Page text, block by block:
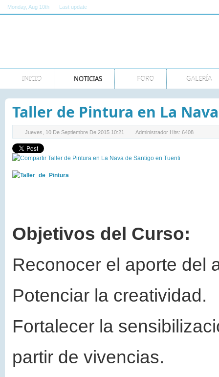
Monday , Aug 10th Last update
INICIO NOTICIAS FORO GALERÍA
Taller de Pintura en La
Jueves, 10 De Septiembre De 2015 10:21 Administrador Hits: 6408
Objetivos del Curso:
Reconocer el aporte del
Potenciar la creatividad.
Fortalecer la
partir de vivencias.